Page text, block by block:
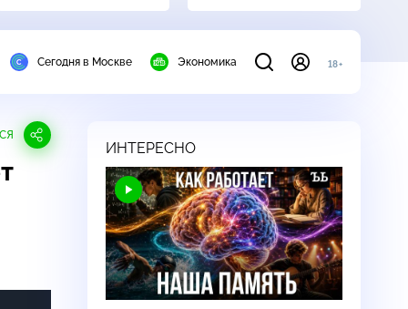
Сегодня в Москве Экономика 18+
ИНТЕРЕСНО